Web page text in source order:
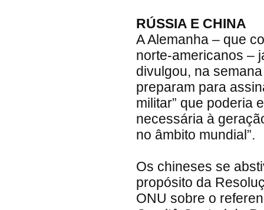
RÚSSIA E CHINA
A Alemanha – que
norte-americanos –
divulgou, na
preparam para
militar” que poderia
necessária à
no âmbito mundial”.
Os chineses se
propósito da
ONU sobre o